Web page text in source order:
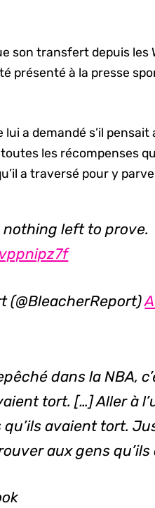
son transfert depuis les
présenté à la presse
lui a demandé s’il
les récompenses
a traversé pour y
nothing left to prove.
(@BleacherReport)
dans la NBA,
tort. […] Aller à
avaient tort.
aux gens